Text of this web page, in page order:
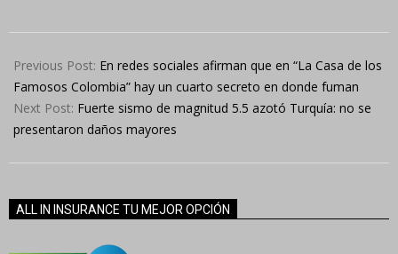
04-
18
Previous Post: En redes sociales afirman que en “La Casa de los
Famosos Colombia” hay un cuarto secreto en donde fuman
Next Post: Fuerte sismo de magnitud 5.5 azotó Turquía: no se
presentaron daños mayores
ALL IN INSURANCE TU MEJOR OPCIÓN